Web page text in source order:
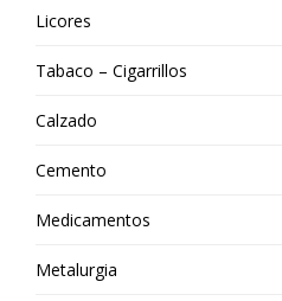
Licores
Tabaco – Cigarrillos
Calzado
Cemento
Medicamentos
Metalurgia